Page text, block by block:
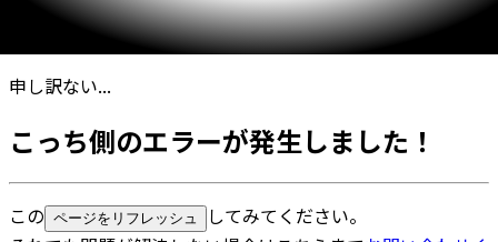
申し訳ない...
こっち側のエラーが発生しました！
この ページをリフレッシュ
してみてください。